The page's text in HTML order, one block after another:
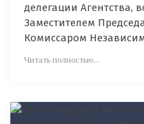
делегации Агентства,
Заместителем
Комиссаром
Читать полностью...